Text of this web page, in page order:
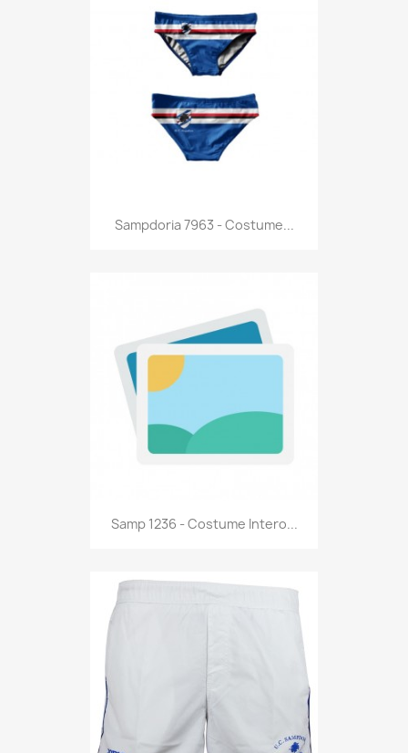
Anteprima
Sampdoria 7963 - Costume...
 Anteprima
Samp 1236 - Costume Intero...